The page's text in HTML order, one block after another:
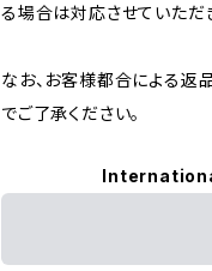
る場合は対応させていただ
なお、お客様都合による返
でご了承ください。